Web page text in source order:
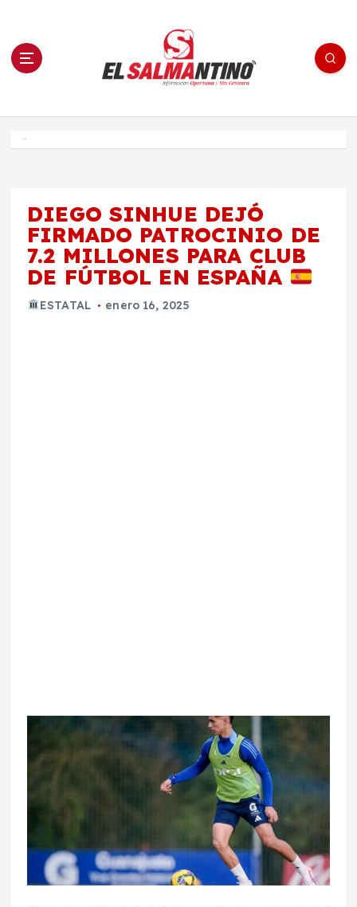
n El Salmantino - medios/noticias/editorial
DIEGO SINHUE DEJÓ
FIRMADO PATROCINIO DE
7.2 MILLONES PARA CLUB
DE FÚTBOL EN ESPAÑA
ESTATAL enero 16, 2025